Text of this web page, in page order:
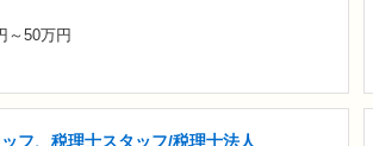
～50万円
フ、税理士スタッフ/税理士法人